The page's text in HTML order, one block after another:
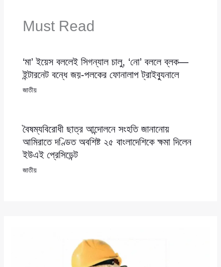
Must Read
‘মা’ ইয়েস বললেই সিগন্যাল চালু, ‘নো’ বললে ব্লক—
ইন্টারনেট বন্ধে জয়-পলকের ফোনালাপ ট্রাইব্যুনালে
জাতীয়
বৈষম্যবিরোধী ছাত্র আন্দোলনে সংহতি জানানোয়
আমিরাতে দণ্ডিত অবশিষ্ট ২৫ বাংলাদেশিকে ক্ষমা দিলেন
ইউএই প্রেসিডেন্ট
জাতীয়